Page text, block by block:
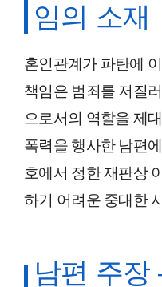
임의 소재
혼인관계가 파탄에
책임은 범죄를 저질
으로서의 역할을 제
폭력을 행사한 남편
호에서 정한 재판상
하기 어려운 중대한
남편 주장